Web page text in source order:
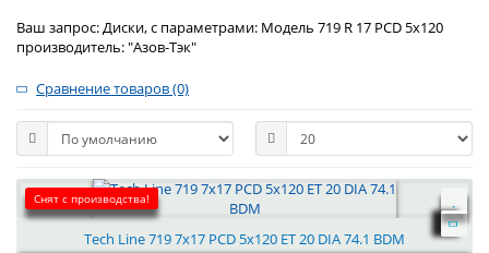
Ваш запрос: Диски, с параметрами: Модель 719 R 17 PCD 5x120
производитель: "Азов-Тэк"
Сравнение товаров (0)
Снят с производства!
Tech Line 719 7x17 PCD 5x120 ET 20 DIA 74.1 BDM